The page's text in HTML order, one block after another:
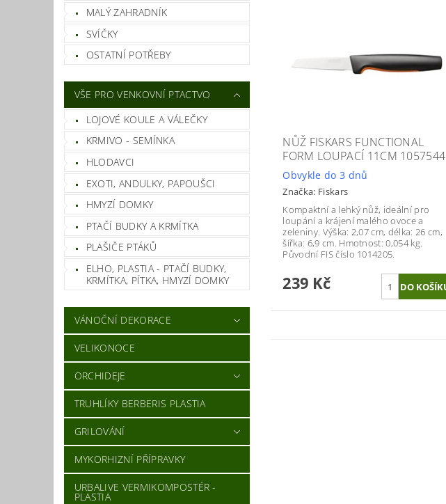
MALÝ ZAHRADNÍK
SVÍČKY
OSTATNÍ POTŘEBY
VŠE PRO VENKOVNÍ PTACTVO
LOJOVÉ KOULE A VÁLEČKY
KRMIVO - SEMÍNKA
HLODAVCI
EXOTI, ANDULKY, PAPOUŠCI
HMYZÍ DOMKY
PTAČÍ BUDKY A KRMÍTKA
PLAŠIČE PTÁKŮ
ELHO, PLASTIA - PTAČÍ BUDKY,
KRMÍTKA, PÍTKA, HMYZÍ DOMKY
VÁNOČNÍ DEKORACE
VELIKONOCE
ORCHIDEJE
TRUHLÍKY BERBERIS PLASTIA
GRILOVÁNÍ
MYKORHIZNÍ PŘÍPRAVKY
URBALIVE VERMIKOMPOSTÉR -
PLASTIA
NŮŽ FISKARS FUNCTIONAL
FORM LOUPACÍ 11CM 1057544
Obvykle do 3 dnů
Značka: Fiskars
Kompaktní a lehký nůž, ideální pro
loupání a krájení malého ovoce a
zeleniny. Výška: 2,07 cm, délka: 26 cm,
šířka: 6,9 cm. Hmotnost: 0,054 kg.
Původní FIS číslo 1014205.
239 Kč